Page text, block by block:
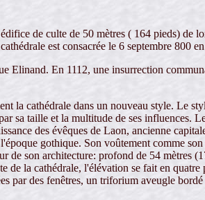
de culte de 50 mètres ( 164 pieds)
est consacrée le 6 septembre 800
Elinand. En 1112, une insurrection
la cathédrale dans un nouveau style. Le
sa taille et la multitude de ses influences.
des évêques de Laon, ancienne
gothique. Son voûtement comme
son architecture: profond de 54 mètres
la cathédrale, l'élévation se fait en
par des fenêtres, un triforium aveugle